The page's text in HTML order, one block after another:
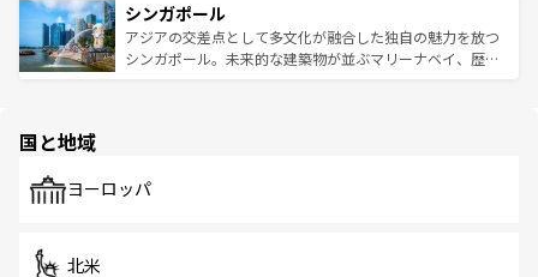
参照してほしい。
激する。気候は一年中温暖で、どの季節にも異なる楽しみ
が待っている。親しみやすいタイの人々、仏教を中心とし
た文化、そして多様な観光資源が、訪れる旅人を魅了し続
み、どこを訪れても感動するはず。観光スポットが密集し
ており、効率よく見どころを回れるのも魅力。息をのむよ
うな絶景から文化的な体験まで、香港を存分に楽しみ尽く
シンガポール
アジアの交差点として多文化が融合した独自の魅力を放つ
シンガポール。未来的な建築物が並ぶマリーナベイ、歴史
で、ホーカーズは地元の風情を楽しめる外せないスポット
国と地域
ヨーロッパ
北米